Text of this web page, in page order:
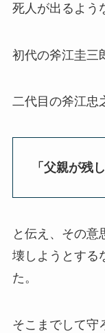
死人が出るよう
初代の斧江圭三
二代目の斧江忠
「父親が残
と伝え、その意
壊しようとする
た。
そこまでして守